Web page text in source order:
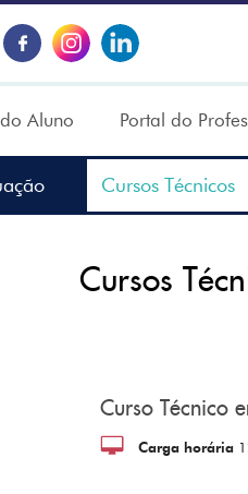
Aluno Portal do
Cursos Técnicos
Cursos
Curso Técnico
Carga horária